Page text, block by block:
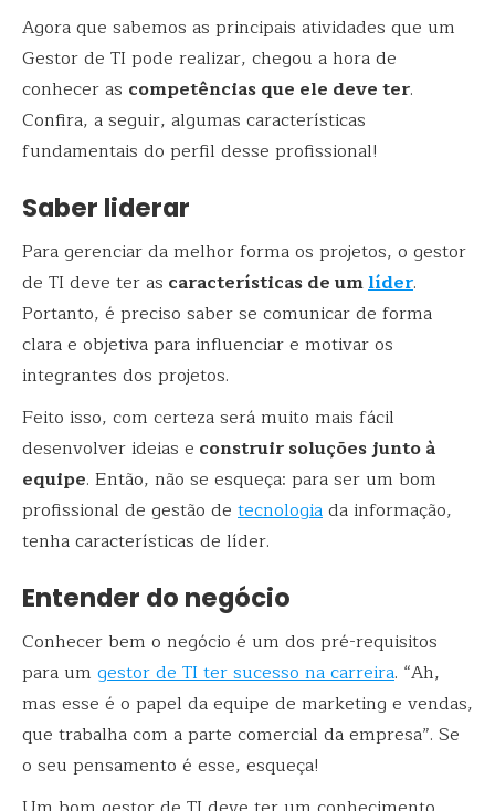
Agora que sabemos as principais atividades que um
Gestor de TI pode realizar, chegou a hora de
conhecer as competências que ele deve ter.
Confira, a seguir, algumas características
fundamentais do perfil desse profissional!
Saber liderar
Para gerenciar da melhor forma os projetos, o gestor
de TI deve ter as características de umlíder.
Portanto, é preciso saber se comunicar de forma
clara e objetiva para influenciar e motivar os
integrantes dos projetos.
Feito isso, com certeza será muito mais fácil
desenvolver ideias e construir soluções junto à
equipe. Então, não se esqueça: para ser um bom
profissional de gestão de tecnologiada informação,
tenha características de líder.
Entender do negócio
Conhecer bem o negócio é um dos pré-requisitos
para um gestor de TI ter sucesso na carreira. “Ah,
mas esse é o papel da equipe de marketing e vendas,
que trabalha com a parte comercial da empresa”. Se
o seu pensamento é esse, esqueça!